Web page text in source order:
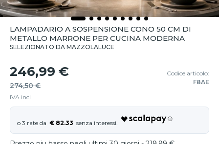
LAMPADARIO A SOSPENSIONE CONO 50 CM DI
METALLO MARRONE PER CUCINA MODERNA
SELEZIONATO DA MAZZOLALUCE
246,99 €
274,50 €
IVA incl.
Codice articolo:
F8AE
€ 82.33